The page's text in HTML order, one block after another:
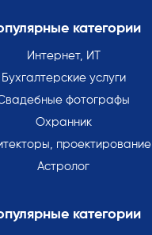
категории
Интернет, ИТ
Бухгалтерские услуги
фотографы
Охранник
проектирование
Астролог
категории